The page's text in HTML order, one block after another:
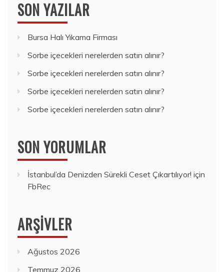
SON YAZILAR
Bursa Halı Yıkama Firması
Sorbe içecekleri nerelerden satın alınır?
Sorbe içecekleri nerelerden satın alınır?
Sorbe içecekleri nerelerden satın alınır?
Sorbe içecekleri nerelerden satın alınır?
SON YORUMLAR
İstanbul’da Denizden Sürekli Ceset Çıkartılıyor! için
FbRec
ARŞIVLER
Ağustos 2026
Temmuz 2026